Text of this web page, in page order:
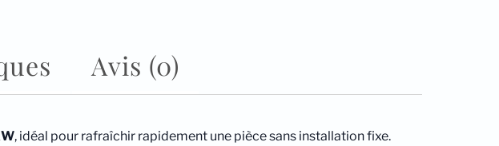
Avis (0)
, idéal pour rafraîchir rapidement une pièce sans installation fixe.